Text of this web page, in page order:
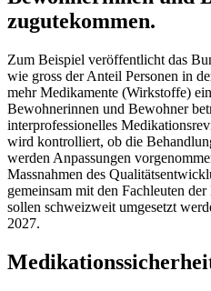
zugutekommen.
Zum Beispiel veröffentlicht das
wie gross der Anteil Personen in
mehr Medikamente (Wirkstoffe)
Bewohnerinnen und Bewohner
interprofessionelles
wird kontrolliert, ob die
werden Anpassungen
Massnahmen des
gemeinsam mit den Fachleuten
sollen schweizweit umgesetzt
2027.